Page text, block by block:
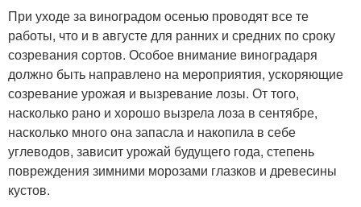
При уходе за виноградом осенью проводят все те
работы, что и в августе для ранних и средних по сроку
созревания сортов. Особое внимание виноградаря
должно быть направлено на мероприятия, ускоряющие
созревание урожая и вызревание лозы. От того,
насколько рано и хорошо вызрела лоза в сентябре,
насколько много она запасла и накопила в себе
углеводов, зависит урожай будущего года, степень
повреждения зимними морозами глазков и древесины
кустов.